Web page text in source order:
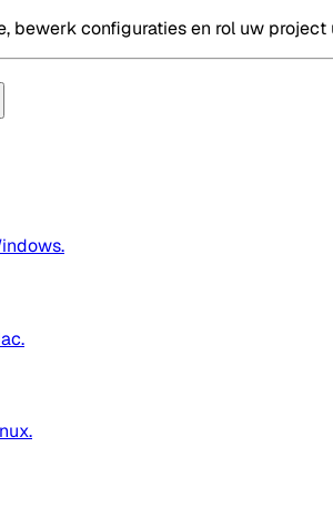
bewerk configuraties en rol uw project